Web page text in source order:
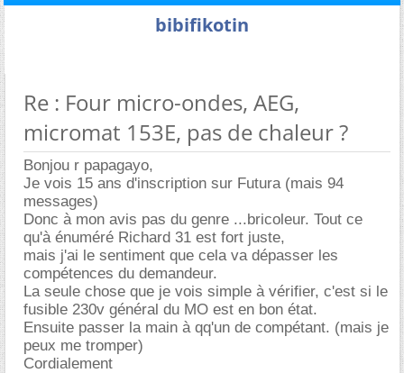
bibifikotin
Re : Four micro-ondes, AEG,
micromat 153E, pas de chaleur ?
Bonjou r papagayo,
Je vois 15 ans d'inscription sur Futura (mais 94
messages)
Donc à mon avis pas du genre ...bricoleur. Tout ce
qu'à énuméré Richard 31 est fort juste,
mais j'ai le sentiment que cela va dépasser les
compétences du demandeur.
La seule chose que je vois simple à vérifier, c'est si le
fusible 230v général du MO est en bon état.
Ensuite passer la main à qq'un de compétant. (mais je
peux me tromper)
Cordialement